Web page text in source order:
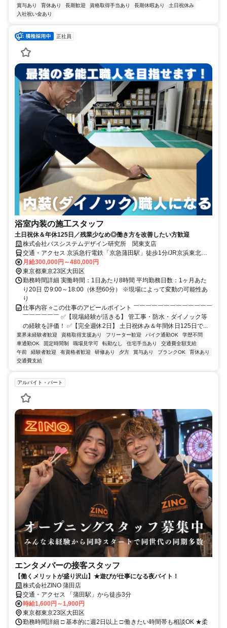
賞与あり
育休あり 長期歓迎 資格取得手当あり 長期休暇あり
土日祝休み
入社祝い金あり
正社員
浴室内装の施工スタッフ
土日祝休＆年休125日／残業少なめ◎働き方を改善したい方歓迎
株式会社バスシステムデザイン研究所 関東支店
交通・アクセス 京浜急行電鉄「京急蒲田駅」徒歩1分/JR京浜東北線
「JR蒲田駅」徒歩10分/東急多摩川線・池上線「東急蒲田駅」徒歩11
分 ※社用車通勤もOK
月給300,000円～480,000円
東京都東京23区大田区
勤務時間詳細 実働時間：1日あたり8時間 平均勤務日数：1ヶ月あた
り20日 ⏰9:00～18:00（休憩60分） ※現場によって変動の可能性あ
り
仕事内容 ⭐この仕事のアピールポイント ￣￣￣￣￣￣￣￣￣￣￣￣￣
￣￣￣￣￣￣ ✅【現場経験が活きる】 管工事・防水・ダイノック等
の経験を評価！ ✅【完全週休2日】 土日祝休み＆年間休日125日で...
業界未経験者歓迎 資格取得支援あり フリーター歓迎 バイク通勤OK
学歴不問
車通勤OK
固定時間制 職場見学可 転勤なし 住宅手当あり
交通費全額支給
午前
経験者歓迎 有資格者歓迎 研修あり 夕方 賞与あり ブランクOK
育休あり
交通費支給
アルバイト・パート
エンタメバーの接客スタッフ
【働くメリットが盛り沢山】★遊びが仕事になる夜バイト！
株式会社ZINO 蒲田店
交通・アクセス 「蒲田駅」から徒歩3分
時給1,600円～1,900円
東京都東京23区大田区
勤務時間詳細 □ 基本的に週2日以上 □ 働きたい時間帯も相談OK ★柔